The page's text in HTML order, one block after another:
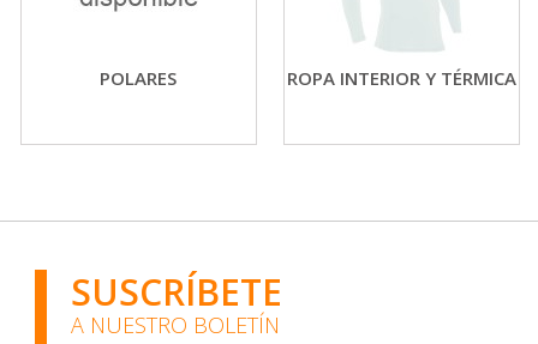
POLARES ROPA INTERIOR Y TÉRMICA
SUSCRÍBETE
A NUESTRO BOLETÍN